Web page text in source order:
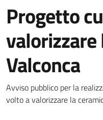
Progetto
valorizzare
Valconca
Dettagli
Avviso pubblico per la
volto a valorizzare la